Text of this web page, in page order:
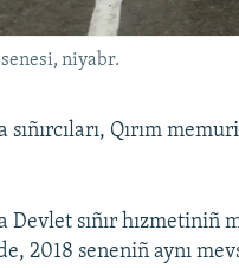
senesi, niyabr.
sıñırcıları, Qırım
Devlet sıñır hızmetiniñ
2018 seneniñ aynı